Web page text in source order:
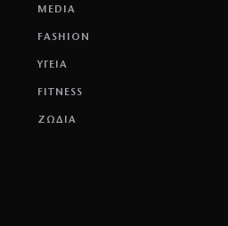
MEDIA
FASHION
ΥΓΕΙΑ
FITNESS
ΖΩΔΙΑ